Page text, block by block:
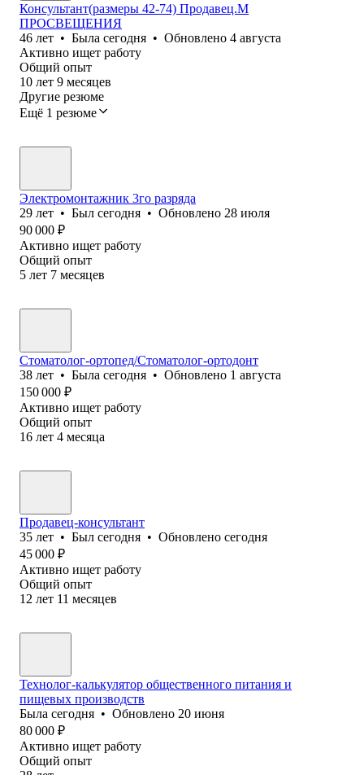
Консультант(размеры 42-74) Продавец.М
ПРОСВЕЩЕНИЯ
46 лет • Была сегодня • Обновлено 4 августа
Активно ищет работу
Общий опыт
10 лет 9 месяцев
Другие резюме
Ещё 1 резюме
Электромонтажник 3го разряда
29 лет • Был сегодня • Обновлено 28 июля
90 000 ₽
Активно ищет работу
Общий опыт
5 лет 7 месяцев
Стоматолог-ортопед/Стоматолог-ортодонт
38 лет • Была сегодня • Обновлено 1 августа
150 000 ₽
Активно ищет работу
Общий опыт
16 лет 4 месяца
Продавец-консультант
35 лет • Был сегодня • Обновлено сегодня
45 000 ₽
Активно ищет работу
Общий опыт
12 лет 11 месяцев
Технолог-калькулятор общественного питания и
пищевых производств
Была сегодня • Обновлено 20 июня
80 000 ₽
Активно ищет работу
Общий опыт